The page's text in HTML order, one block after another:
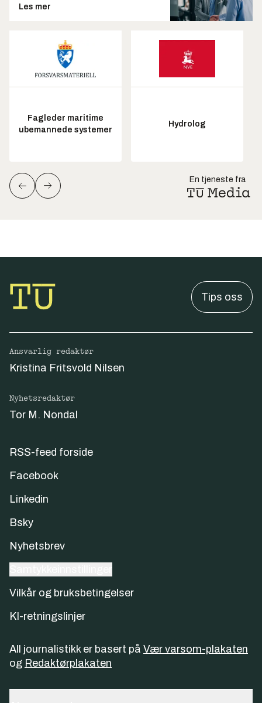
Les mer
Fagleder maritime
ubemannede systemer
Hydrolog
En tjeneste fra
Tips oss
Ansvarlig redaktør
Kristina Fritsvold Nilsen
Nyhetsredaktør
Tor M. Nondal
RSS-feed forside
Facebook
Linkedin
Bsky
Nyhetsbrev
Vilkår og bruksbetingelser
KI-retningslinjer
All journalistikk er basert på Vær varsom-plakaten
og Redaktørplakaten